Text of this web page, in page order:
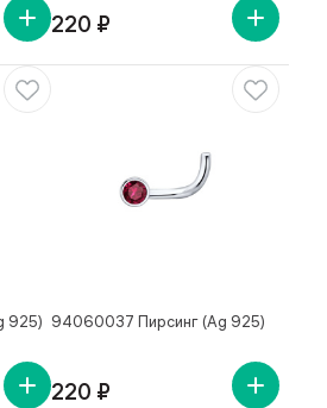
220 ₽
925) 94060037 Пирсинг (Ag 925)
220 ₽